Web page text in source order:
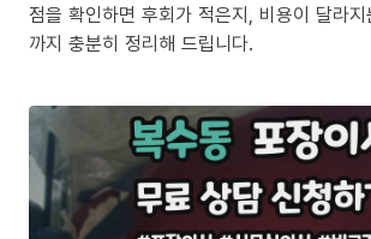
점을 확인하면 후회가 적은지, 비용이 달라
까지 충분히 정리해 드립니다.